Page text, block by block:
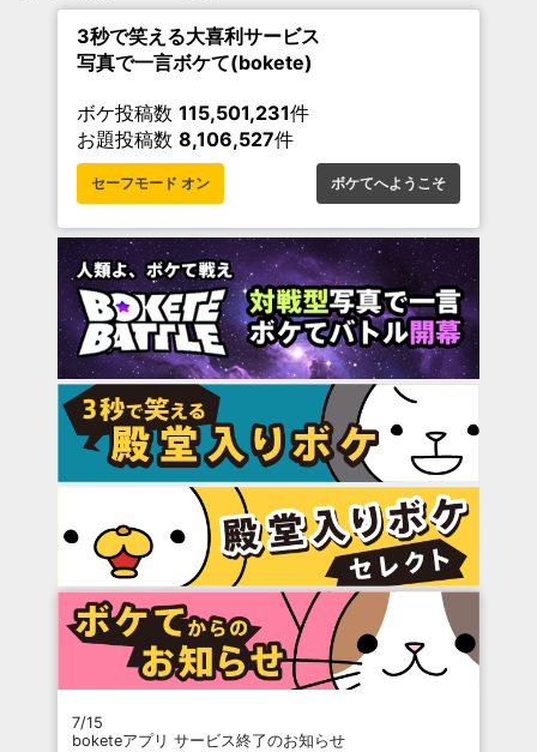
3秒で笑える大喜利サービス
写真で一言ボケて(bokete)
ボケ投稿数 115,501,231件
お題投稿数 8,106,527件
セーフモード オン ボケてへようこそ
7/15
boketeアプリ サービス終了のお知らせ